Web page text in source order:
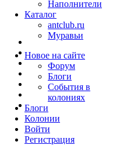
Наполнители
Каталог
antclub.ru
Муравьи
Новое на сайте
Форум
Блоги
События в
колониях
Блоги
Колонии
Войти
Peгиcтpaция